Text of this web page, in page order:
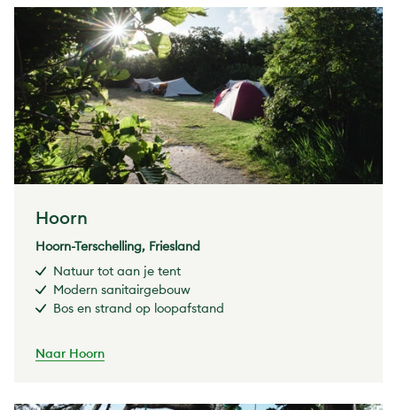
Hoorn
Hoorn-Terschelling, Friesland
Natuur tot aan je tent
Modern sanitairgebouw
Bos en strand op loopafstand
Naar Hoorn